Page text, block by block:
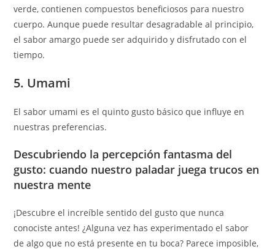
verde, contienen compuestos beneficiosos para nuestro
cuerpo. Aunque puede resultar desagradable al principio,
el sabor amargo puede ser adquirido y disfrutado con el
tiempo.
5. Umami
El sabor umami es el quinto gusto básico que influye en
nuestras preferencias.
Descubriendo la percepción fantasma del
gusto: cuando nuestro paladar juega trucos en
nuestra mente
¡Descubre el increíble sentido del gusto que nunca
conociste antes! ¿Alguna vez has experimentado el sabor
de algo que no está presente en tu boca? Parece imposible,